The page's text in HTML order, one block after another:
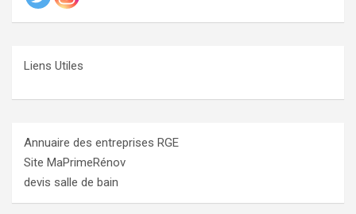
Liens Utiles
Annuaire des entreprises RGE
Site MaPrimeRénov
devis salle de bain